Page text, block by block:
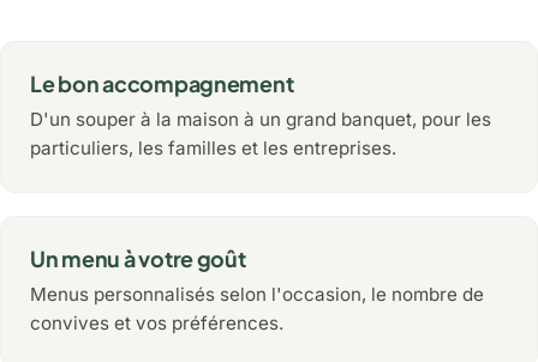
Le bon accompagnement
D'un souper à la maison à un grand banquet, pour les
particuliers, les familles et les entreprises.
Un menu à votre goût
Menus personnalisés selon l'occasion, le nombre de
convives et vos préférences.